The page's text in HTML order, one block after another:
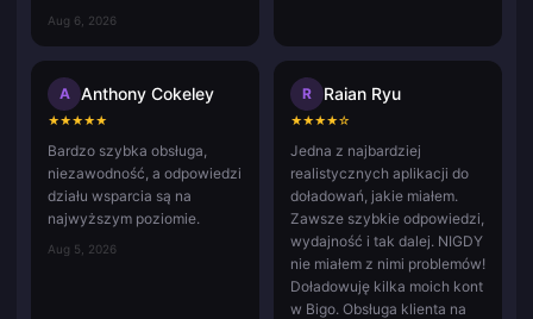
Aug 6, 2026
A Anthony Cokeley
★★★★★
Bardzo szybka obsługa,
niezawodność, a odpowiedzi
działu wsparcia są na
najwyższym poziomie.
Aug 5, 2026
R Raian Ryu
★★★★☆
Jedna z najbardziej
realistycznych aplikacji do
doładowań, jakie miałem.
Zawsze szybkie odpowiedzi,
wydajność i tak dalej. NIGDY
nie miałem z nimi problemów!
Doładowuję kilka moich kont
w Bigo. Obsługa klienta na